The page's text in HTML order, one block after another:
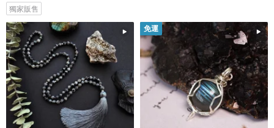
獨家販售
免運